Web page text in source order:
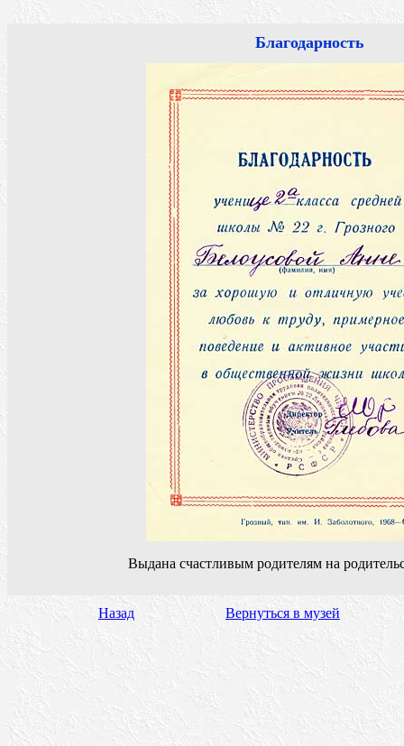
Благодарность
Выдана счастливым родителям на
Назад Вернуться в музей